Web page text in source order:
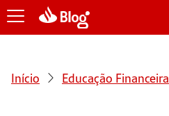
Início Educação Financeira